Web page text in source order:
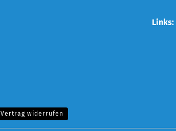
Links:
Vertrag widerrufen